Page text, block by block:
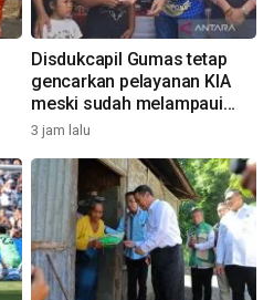
Disdukcapil Gumas tetap
gencarkan pelayanan KIA
meski sudah melampaui
target
3 jam lalu